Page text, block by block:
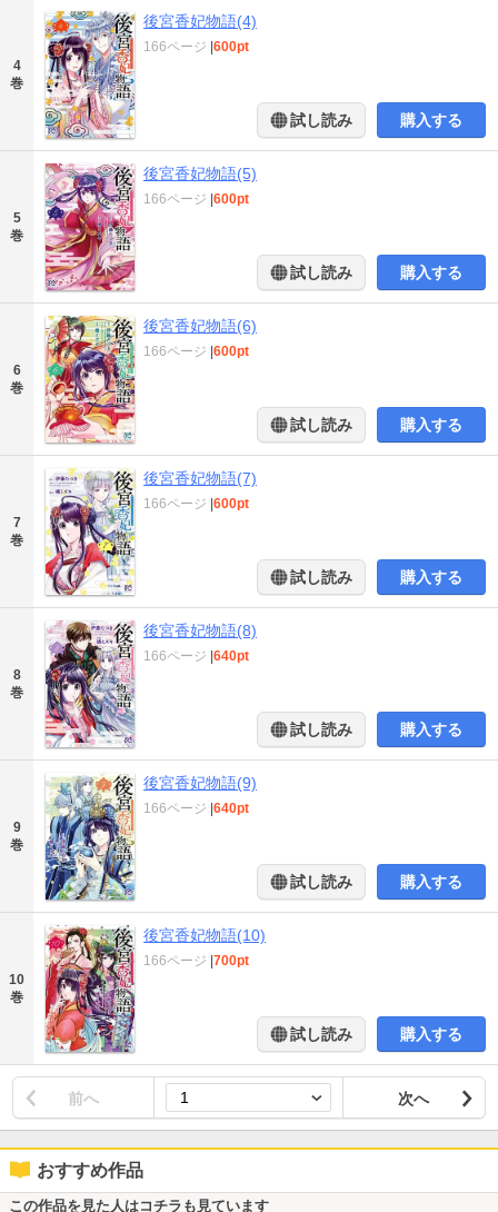
4
巻
後宮香妃物語(4)
166ページ 600pt
試し読み 購入する
5
巻
後宮香妃物語(5)
166ページ 600pt
試し読み 購入する
6
巻
後宮香妃物語(6)
166ページ 600pt
試し読み 購入する
7
巻
後宮香妃物語(7)
166ページ 600pt
試し読み 購入する
8
巻
後宮香妃物語(8)
166ページ 640pt
試し読み 購入する
9
巻
後宮香妃物語(9)
166ページ 640pt
試し読み 購入する
10
巻
後宮香妃物語(10)
166ページ 700pt
試し読み 購入する
前へ 次へ
おすすめ作品
この作品を見た人はコチラも見ています